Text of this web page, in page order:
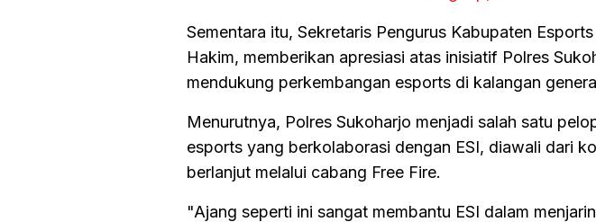
Sementara itu, Sekretaris Pengurus Kabupaten
Hakim, memberikan apresiasi atas inisiatif Polres
mendukung perkembangan esports di kalangan
Menurutnya, Polres Sukoharjo menjadi salah satu
esports yang berkolaborasi dengan ESI, diawali dari
berlanjut melalui cabang Free Fire.
"Ajang seperti ini sangat membantu ESI dalam